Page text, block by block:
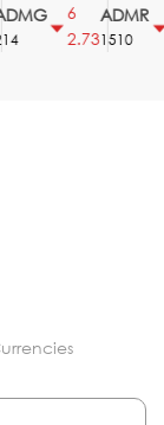
2.73
ADMR
1510